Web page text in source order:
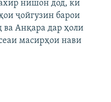
нишон дод, ки
ҷойгузин барои
ва Анқара дар ҳоли
масирҳои нави